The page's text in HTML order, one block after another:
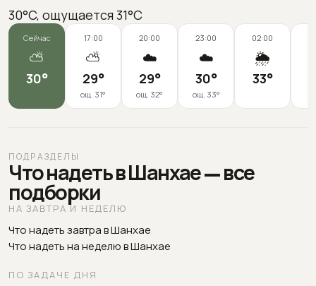
30°C, ощущается 31°C
Сейчас
⛅
30°
17:00
⛅
29°
ощ. 31°
20:00
☁️
29°
ощ. 32°
23:00
☁️
30°
ощ. 33°
02:00
🌦️
33°
ПОДРАЗДЕЛЫ
Что надеть в Шанхае — все
подборки
НА ЗАВТРА И НЕДЕЛЮ
Что надеть завтра в Шанхае
Что надеть на неделю в Шанхае
ПО ЗАДАЧЕ ДНЯ